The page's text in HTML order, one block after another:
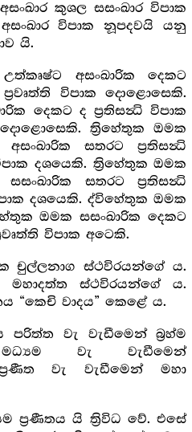
කුශල සසංඛාර විපාක
විපාක නූපදවයි යනු
යි.
අසංඛාරික දෙකට
විපාක දොළොසෙකි.
දෙකට ද ප්‍රතිසන්‍ධි විපාක
දොළොසෙකි. ත්‍රිහේතුක ඔමක
සතරට ප්‍රතිසන්‍ධි
දශයෙකි. ත්‍රිහේතුක ඔමක
සතරට ප්‍රතිසන්‍ධි
දශයෙකි. ද්විහේතුක ඔමක
ඔමක සසංඛාරික දෙකට
විපාක අටෙකි.
චුල්ලනාග ස්ථවිරයන්ගේ ය.
ස්ථවිරයන්ගේ ය.
“කෙචි වාදය” කෙළේ ය.
පරිත්ත වැ වැඩීමෙන් බ්‍රහ්ම
වැ වැඩීමෙන්
වැ වැඩීමෙන් මහා
ප්‍රණීතය යි ත්‍රිවිධ වේ. එසේ